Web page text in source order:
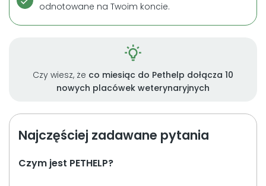
odnotowane na Twoim koncie.
Czy wiesz, że co miesiąc do Pethelp dołącza 10
nowych placówek weterynaryjnych
Najczęściej zadawane pytania
Czym jest PETHELP?